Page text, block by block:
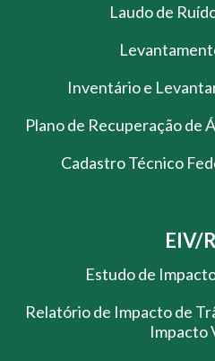
Laudo de
Inventário e
Plano de Recuperação de
Cadastro Técnico
EIV/
Estudo de
Relatório de Impacto de
Impacto